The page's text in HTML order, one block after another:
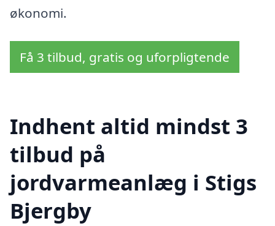
økonomi.
Få 3 tilbud, gratis og uforpligtende
Indhent altid mindst 3
tilbud på
jordvarmeanlæg i Stigs
Bjergby